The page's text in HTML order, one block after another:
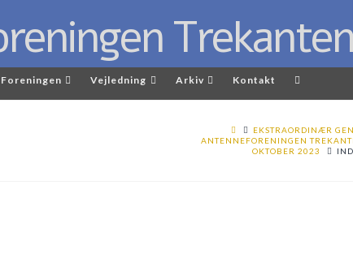
Foreningen Vejledning Arkiv Kontakt
EKSTRAORDINÆR
ANTENNEFORENINGEN
OKTOBER 2023